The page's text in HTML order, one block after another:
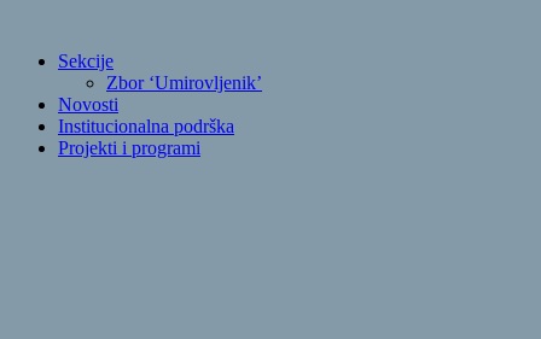
Sekcije
Zbor ‘Umirovljenik’
Novosti
Institucionalna podrška
Projekti i programi